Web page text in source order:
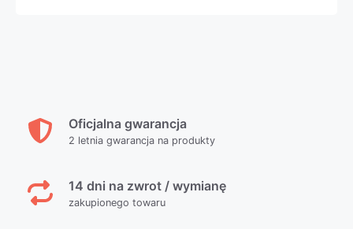
Oficjalna gwarancja
2 letnia gwarancja na produkty
14 dni na zwrot / wymianę
zakupionego towaru